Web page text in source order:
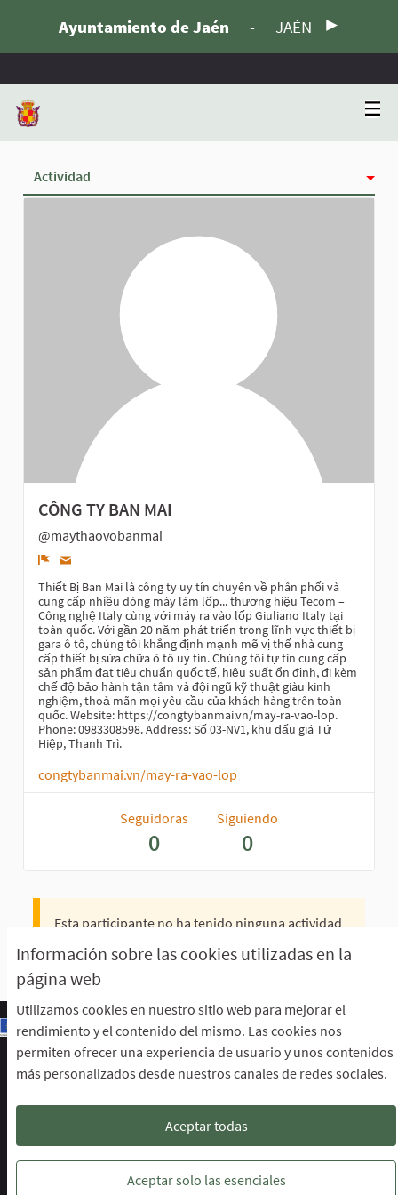
Información sobre las cookies utilizadas en la
página web
Utilizamos cookies en nuestro sitio web para mejorar el
rendimiento y el contenido del mismo. Las cookies nos
permiten ofrecer una experiencia de usuario y unos contenidos
más personalizados desde nuestros canales de redes sociales.
Aceptar todas
Aceptar solo las esenciales
Ayuntamiento de Jaén - JAÉN
Actividad
CÔNG TY BAN MAI
@maythaovobanmai
Denunciar
Thiết Bị Ban Mai là công ty uy tín chuyên về phân phối và
cung cấp nhiều dòng máy làm lốp... thương hiệu Tecom –
Công nghệ Italy cùng với máy ra vào lốp Giuliano Italy tại
toàn quốc. Với gần 20 năm phát triển trong lĩnh vực thiết bị
gara ô tô, chúng tôi khẳng định mạnh mẽ vị thế nhà cung
cấp thiết bị sửa chữa ô tô uy tín. Chúng tôi tự tin cung cấp
sản phẩm đạt tiêu chuẩn quốc tế, hiệu suất ổn định, đi kèm
chế độ bảo hành tận tâm và đội ngũ kỹ thuật giàu kinh
nghiệm, thoả mãn mọi yêu cầu của khách hàng trên toàn
quốc. Website: https://congtybanmai.vn/may-ra-vao-lop.
Phone: 0983308598. Address: Số 03-NV1, khu đấu giá Tứ
Hiệp, Thanh Trì.
congtybanmai.vn/may-ra-vao-lop
Seguidoras
0
Siguiendo
0
Esta participante no ha tenido ninguna actividad
todavía.
Escuela de Participación Ciudadana
Área de Participación Ciudadana
Descargar ficheros de datos abiertos
Configuración de cookies
Escuela de Participación Ciudadana en
Escuela de Participación
Escuela de Participación